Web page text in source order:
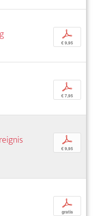
p
€ 9,95
p
€ 7,95
p
€ 9,95
p
gratis